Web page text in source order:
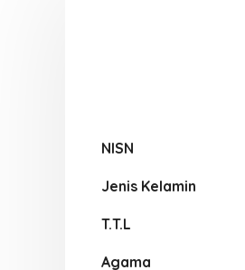
NISN
Jenis Kelamin
T.T.L
Agama